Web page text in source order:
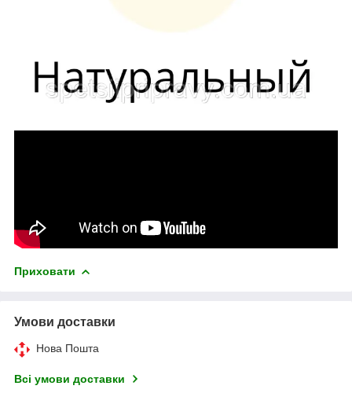
Приховати
Умови доставки
Нова Пошта
Всі умови доставки